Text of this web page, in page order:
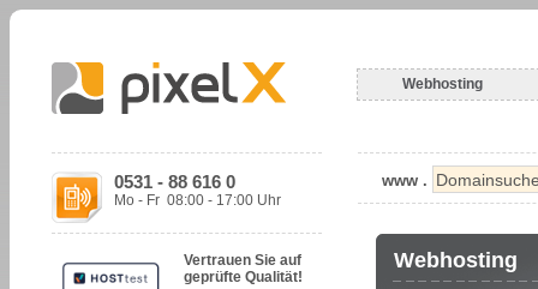
Webhosting
0531 - 88 616 0
Mo - Fr 08:00 - 17:00 Uhr
Vertrauen Sie auf
geprüfte Qualität!
www .
Webhosting